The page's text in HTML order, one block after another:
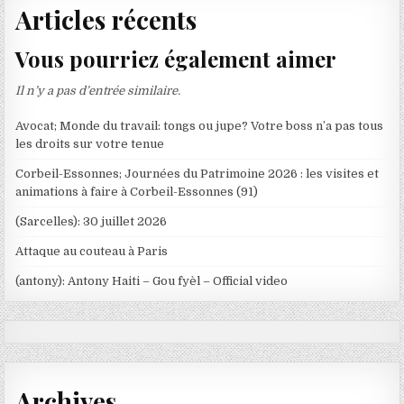
Articles récents
Vous pourriez également aimer
Il n’y a pas d’entrée similaire.
Avocat; Monde du travail: tongs ou jupe? Votre boss n’a pas tous
les droits sur votre tenue
Corbeil-Essonnes; Journées du Patrimoine 2026 : les visites et
animations à faire à Corbeil-Essonnes (91)
(Sarcelles): 30 juillet 2026
Attaque au couteau à Paris
(antony): Antony Haiti – Gou fyèl – Official video